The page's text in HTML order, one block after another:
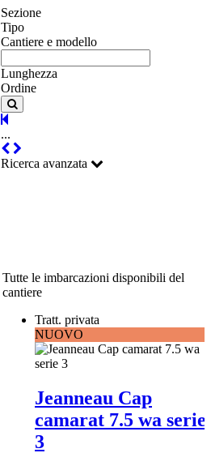
Sezione
Tipo
Cantiere e modello
Lunghezza
Ordine
...
Ricerca avanzata
Tutte le imbarcazioni disponibili del
cantiere
Tratt. privata
NUOVO
Jeanneau Cap
camarat 7.5 wa serie
3